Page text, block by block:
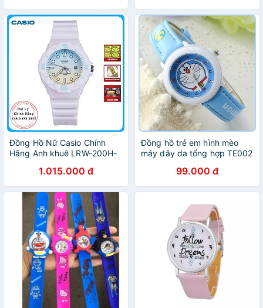
Đồng Hồ Nữ Casio Chính
Hãng Anh khuê LRW-200H-
Hiệu Nhật Bản1.015.000 đ
Đồng hồ trẻ em hình mèo
máy dây da tổng hợp TE002
99.000 đ